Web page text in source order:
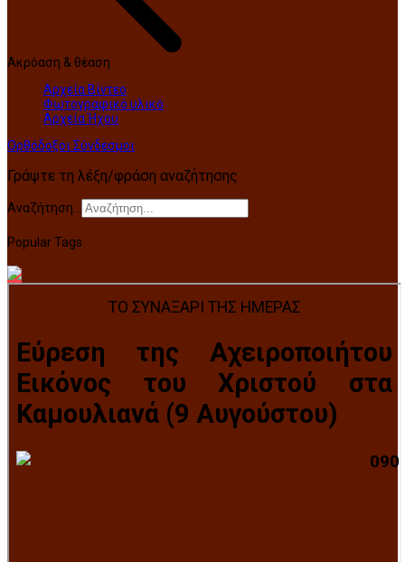
Ακρόαση & θέαση
Αρχεία Βίντεο
Φωτογραφικό υλικό
Αρχεία Ήχου
Ορθόδοξοι Σύνδεσμοι
Γράψτε τη λέξη/φράση αναζήτησης
Αναζήτηση...
Popular Tags